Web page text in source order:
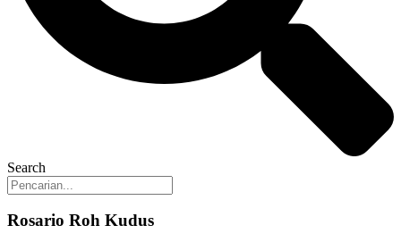
Search
Rosario Roh Kudus